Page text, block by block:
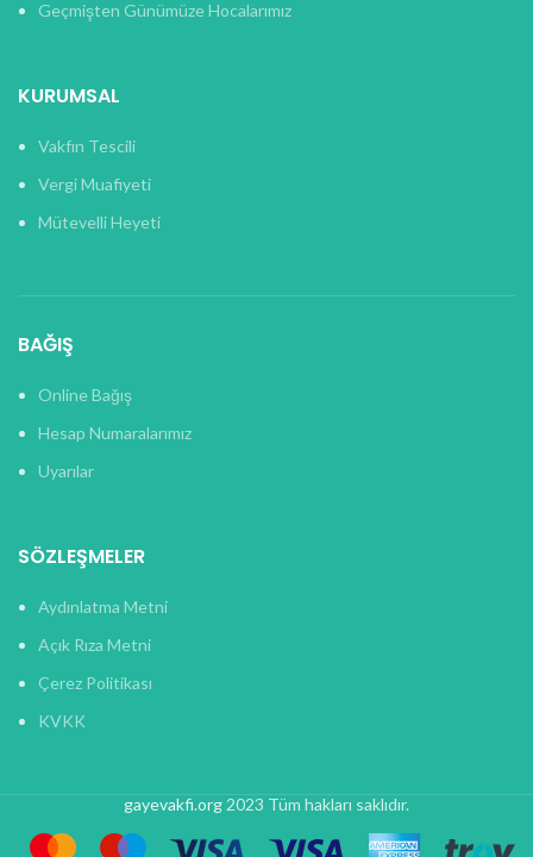
Geçmişten Günümüze Hocalarımız
KURUMSAL
Vakfın Tescili
Vergi Muafiyeti
Mütevelli Heyeti
BAĞIŞ
Online Bağış
Hesap Numaralarımız
Uyarılar
SÖZLEŞMELER
Aydınlatma Metni
Açık Rıza Metni
Çerez Politikası
KVKK
gayevakfi.org 2023 Tüm hakları saklıdır.